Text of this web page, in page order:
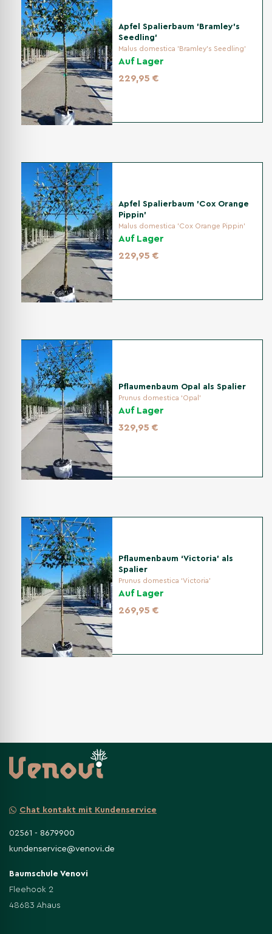
Apfel Spalierbaum 'Bramley's
Seedling'
Malus domestica 'Bramley's Seedling'
Auf Lager
229,95 €
Apfel Spalierbaum 'Cox Orange
Pippin'
Malus domestica 'Cox Orange Pippin'
Auf Lager
229,95 €
Pflaumenbaum Opal als Spalier
Prunus domestica ‘Opal'
Auf Lager
329,95 €
Pflaumenbaum ‘Victoria’ als
Spalier
Prunus domestica ‘Victoria’
Auf Lager
269,95 €
Chat kontakt mit Kundenservice
02561 - 8679900
kundenservice@venovi.de
Baumschule Venovi
Fleehook 2
48683 Ahaus